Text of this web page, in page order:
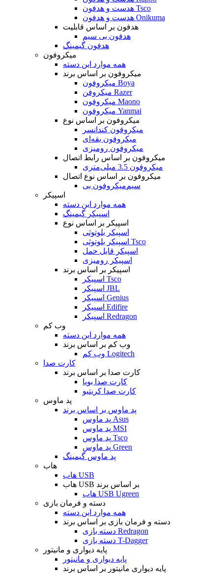
هدست و هدفون Tsco
هدست و هدفون Onikuma
هدفون بر اساس قابلیت
هدفون بی سیم
هدفون گیمینگ
میکروفون
همه موارد این دسته
میکروفون بر اساس برند
میکروفون Boya
میکروفن Razer
میکروفون Maono
میکروفون Yanmai
میکروفون بر اساس نوع
میکروفون کندانسر
میکروفون یقه‌ای
میکروفون رومیزی
میکروفون بر اساس رابط اتصال
میکروفون 3.5 میلی‌متری
میکروفون بر اساس نوع اتصال
میکروفون بی‌‎سیم
اسپیکر
همه موارد این دسته
اسپیکر گیمینگ
اسپیکر بر اساس نوع
اسپیکر بلوتوثی
اسپیکر بلوتوثی Tsco
اسپیکر قابل حمل
اسپیکر رومیزی
اسپیکر بر اساس برند
اسپیکر Tsco
اسپیکر JBL
اسپیکر Genius
اسپیکر Edifire
اسپیکر Redragon
وب کم
همه موارد این دسته
وب کم بر اساس برند
وب کم Logitech
کارت صدا
کارت صدا بر اساس برند
کارت صدا بویا
کارت صدا کریتیو
پد ماوس
پد ماوس بر اساس برند
پد ماوس Asus
پد ماوس MSI
پد ماوس Tsco
پد ماوس Green
پد ماوس گیمینگ
هاب
هاب USB
هاب USB بر اساس برند
هاب USB Ugreen
دسته و فرمان بازی
همه موارد این دسته
دسته و فرمان بازی بر اساس برند
دسته بازی Redragon
دسته بازی T-Dagger
پایه دیواری و مانیتور
پایه دیواری و مانیتور
پایه دیواری مانیتور بر اساس برند